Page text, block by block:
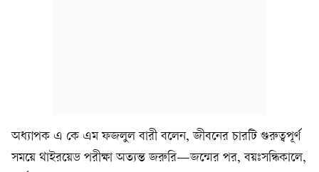
অধ্যাপক এ কে এম ফজলুল বারী বলেন, জীবনের চারটি গুরুত্বপূর্ণ
সময়ে থাইরয়েড পরীক্ষা অত্যন্ত জরুরি—জন্মের পর, বয়ঃসন্ধিকালে,